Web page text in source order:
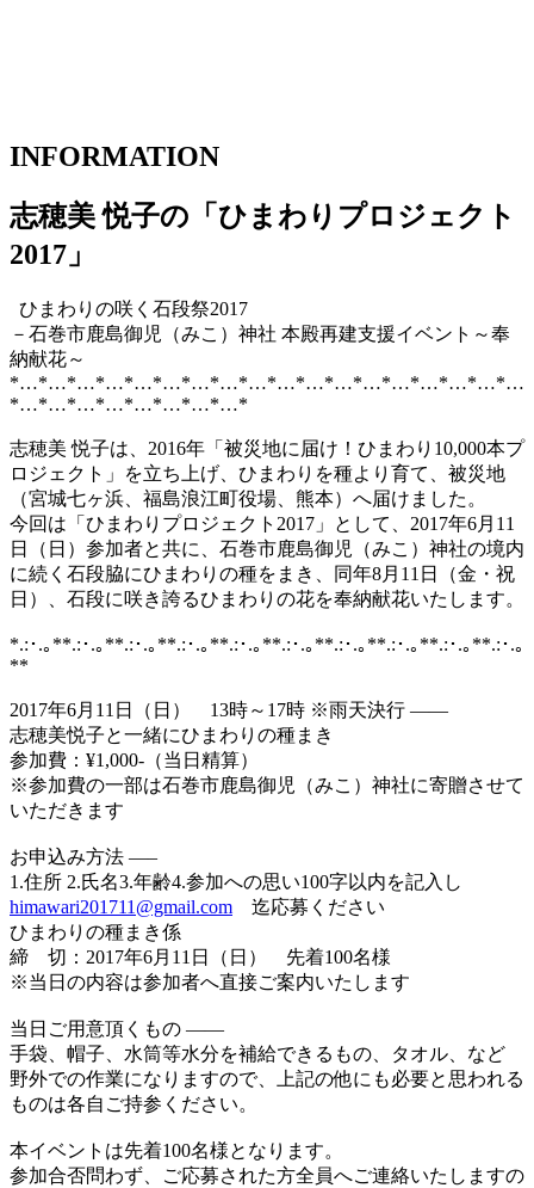
INFORMATION
志穂美 悦子の「ひまわりプロジェクト
2017」
ひまわりの咲く石段祭2017
－石巻市鹿島御児（みこ）神社 本殿再建支援イベント～奉
納献花～
*…*…*…*…*…*…*…*…*…*…*…*…*…*…*…*…*…*…
*…*…*…*…*…*…*…*…*
志穂美 悦子は、2016年「被災地に届け！ひまわり10,000本プ
ロジェクト」を立ち上げ、ひまわりを種より育て、被災地
（宮城七ヶ浜、福島浪江町役場、熊本）へ届けました。
今回は「ひまわりプロジェクト2017」として、2017年6月11
日（日）参加者と共に、石巻市鹿島御児（みこ）神社の境内
に続く石段脇にひまわりの種をまき、同年8月11日（金・祝
日）、石段に咲き誇るひまわりの花を奉納献花いたします。
*.:･.｡**.:･.｡**.:･.｡**.:･.｡**.:･.｡**.:･.｡**.:･.｡**.:･.｡**.:･.｡**.:･.｡
**
2017年6月11日（日） 13時～17時 ※雨天決行 ——
志穂美悦子と一緒にひまわりの種まき
参加費：¥1,000-（当日精算）
※参加費の一部は石巻市鹿島御児（みこ）神社に寄贈させて
いただきます
お申込み方法 —–
1.住所 2.氏名3.年齢4.参加への思い100字以内を記入し
himawari201711@gmail.com 迄応募ください
ひまわりの種まき係
締 切：2017年6月11日（日） 先着100名様
※当日の内容は参加者へ直接ご案内いたします
当日ご用意頂くもの ——
手袋、帽子、水筒等水分を補給できるもの、タオル、など
野外での作業になりますので、上記の他にも必要と思われる
ものは各自ご持参ください。
本イベントは先着100名様となります。
参加合否問わず、ご応募された方全員へご連絡いたしますの